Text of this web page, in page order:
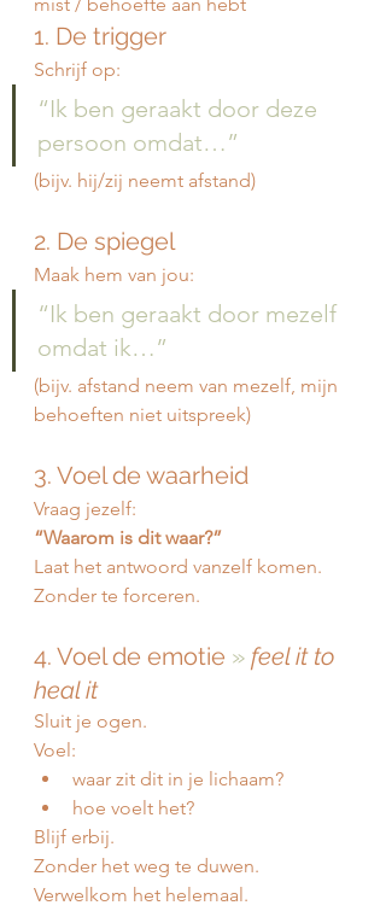
1. De trigger
Schrijf op:
“Ik ben geraakt door deze
persoon omdat…”
(bijv. hij/zij neemt afstand)
2. De spiegel
Maak hem van jou:
“Ik ben geraakt door mezelf
omdat ik…”
(bijv. afstand neem van mezelf, mijn
behoeften niet uitspreek)
3. Voel de waarheid
Vraag jezelf:
“Waarom is dit waar?”
Laat het antwoord vanzelf komen.
Zonder te forceren.
4. Voel de emotie » feel it to
heal it
Sluit je ogen.
Voel:
waar zit dit in je lichaam?
hoe voelt het?
Blijf erbij.
Zonder het weg te duwen.
Verwelkom het helemaal.